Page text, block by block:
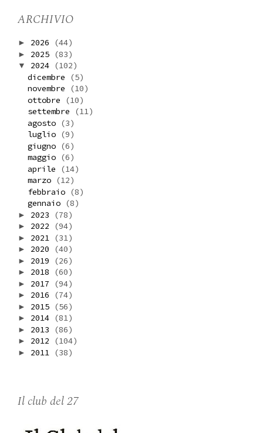
ARCHIVIO
► 2026 (44)
► 2025 (83)
▼ 2024 (102)
dicembre
(5)
novembre
(10)
ottobre
(10)
settembre
(11)
agosto (3)
luglio (9)
giugno (6)
maggio (6)
aprile
(14)
marzo (12)
febbraio (8)
gennaio (8)
► 2023 (78)
► 2022 (94)
► 2021 (31)
► 2020 (40)
► 2019 (26)
► 2018 (60)
► 2017 (94)
► 2016 (74)
► 2015 (56)
► 2014 (81)
► 2013 (86)
► 2012 (104)
► 2011 (38)
Il club del 27